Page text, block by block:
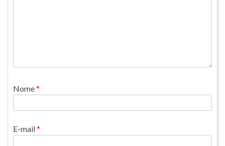
Nome*
E-mail*